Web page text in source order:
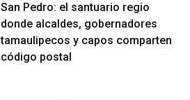
San Pedro: el santuario regio
donde alcaldes, gobernadores
tamaulipecos y capos comparten
código postal